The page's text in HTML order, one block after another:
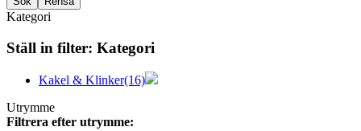
Kategori
Ställ in filter: Kategori
Kakel & Klinker(16)
Utrymme
Filtrera efter utrymme: